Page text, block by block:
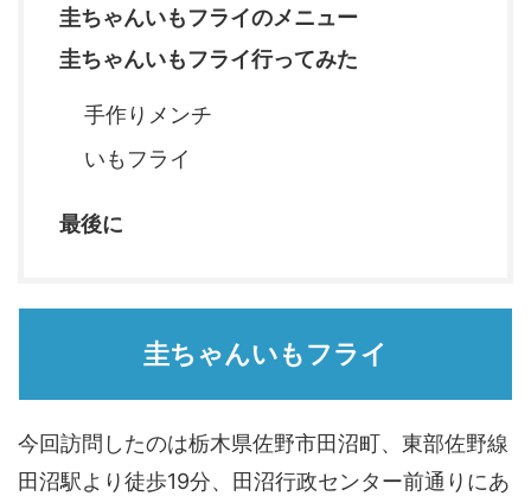
圭ちゃんいもフライのメニュー
圭ちゃんいもフライ行ってみた
手作りメンチ
いもフライ
最後に
圭ちゃんいもフライ
今回訪問したのは栃木県佐野市田沼町、東部佐野線
田沼駅より徒歩19分、田沼行政センター前通りにあ